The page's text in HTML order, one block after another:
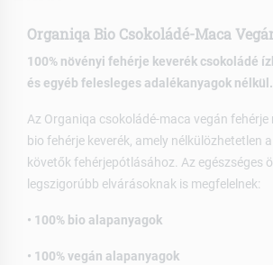
Organiqa Bio Csokoládé-Maca
100% növényi fehérje keverék csokoládé
és egyéb felesleges adalékanyagok nélkül.
Az Organiqa csokoládé-maca vegán fehérje
bio fehérje keverék, amely nélkülözhetetlen
követők fehérjepótlásához. Az egészséges
legszigorúbb elvárásoknak is megfelelnek:
• 100% bio alapanyagok
• 100% vegán alapanyagok